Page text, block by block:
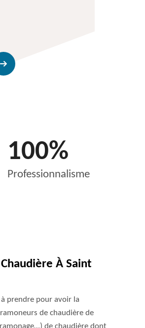
100%
Professionnalisme
À Saint
prendre pour avoir la
de chaudière de
de chaudière dont